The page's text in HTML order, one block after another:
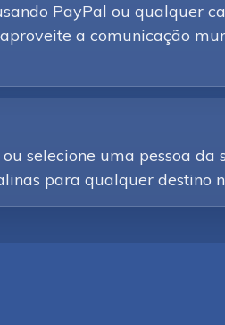
PayPal ou qualquer
a comunicação
selecione uma pessoa da
para qualquer destino